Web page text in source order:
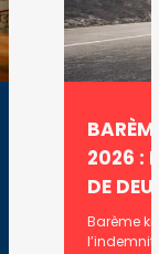
2026 :
DE
Barème